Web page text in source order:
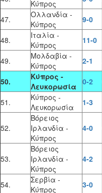
Κύπρος
47.
Ολλανδία -
Κύπρος
9-0
48.
Ιταλία -
Κύπρος
11-0
49.
Μολδαβία -
Κύπρος
2-1
50.
Κύπρος -
Λευκορωσία
0-2
51.
Κύπρος -
Λευκορωσία
1-3
52.
Βόρειος
Ιρλανδία -
Κύπρος
4-0
53.
Βόρειος
Ιρλανδία -
Κύπρος
4-2
54.
Σερβία -
Κύπρος
3-0